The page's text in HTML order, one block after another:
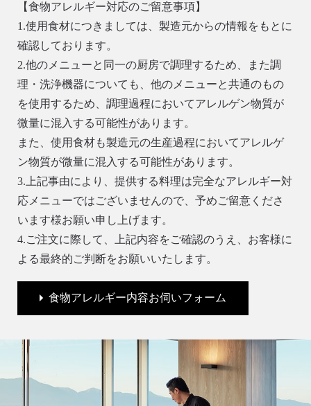
【食物アレルギー対応のご留意事項】
1.使用食材につきましては、製造元からの情報をもとに
確認しております。
2.他のメニューと同一の厨房で調理するため、また調
理・洗浄機器についても、他のメニューと共通のもの
を使用するため、調理過程においてアレルゲン物質が
微量に混入する可能性があります。
また、使用食材も製造元の生産過程においてアレルゲ
ン物質が微量に混入する可能性があります。
3.上記事由により、提供する料理は完全なアレルギー対
応メニューではございませんので、予めご留意くださ
います様お願い申し上げます。
4.ご注文に際して、上記内容をご確認のうえ、お客様に
よる最終的ご判断をお願いいたします。
食物アレルギー内容お伺いフォーム